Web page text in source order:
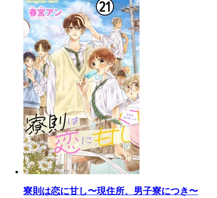
寮則は恋に甘し〜現住所、男子寮につき〜